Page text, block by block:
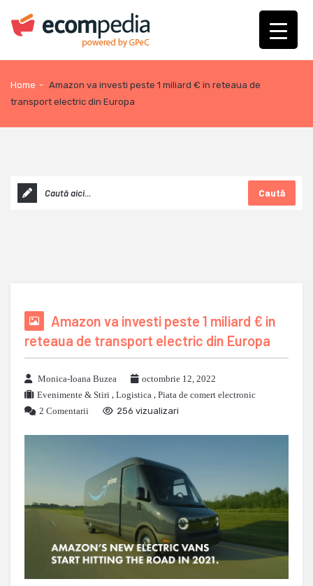
Home - Amazon va investi peste 1 miliard € in reteaua de
transport electric din Europa
Caută
Amazon va investi peste 1 miliard € in
reteaua de transport electric din Europa
Monica-Ioana Buzea
octombrie 12, 2022
Evenimente & Stiri , Logistica , Piata de comert electronic
2 Comentarii
256 vizualizari